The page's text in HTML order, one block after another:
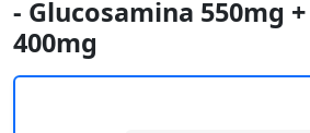
- Glucosamina 550mg
400mg